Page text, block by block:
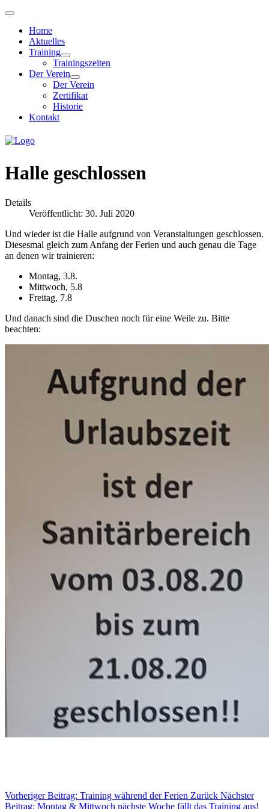
Home
Aktuelles
Training
Trainingszeiten
Der Verein
Der Verein
Zertifikat
Historie
Kontakt
Halle geschlossen
Details
Veröffentlicht: 30. Juli 2020
Und wieder ist die Halle aufgrund von Veranstaltungen geschlossen.
Diesesmal gleich zum Anfang der Ferien und auch genau die Tage
an denen wir trainieren:
Montag, 3.8.
Mittwoch, 5.8
Freitag, 7.8
Und danach sind die Duschen noch für eine Weile zu. Bitte
beachten:
Vorheriger Beitrag: Training während der Ferien Zurück Nächster
Beitrag: Montag & Mittwoch nächste Woche fällt das Training aus!